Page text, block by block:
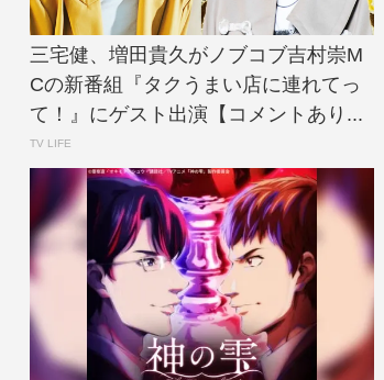
三宅健、増田貴久がノブコブ吉村崇M
Cの新番組『タクうまい店に連れてっ
て！』にゲスト出演【コメントあり...
TV LIFE